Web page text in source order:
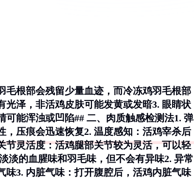
毛根部会残留少量血迹，而冷冻鸡羽毛根部
光泽，非活鸡皮肤可能发黄或发暗3. 眼睛状
可能浑浊或凹陷## 二、肉质触感检测法1. 弹
，压痕会迅速恢复2. 温度感知 ：活鸡宰杀后
节灵活度：活鸡腿部关节较为灵活，可以轻
淡的血腥味和羽毛味，但不会有异味2. 异常
味3. 内脏气味 ：打开腹腔后，活鸡内脏气味